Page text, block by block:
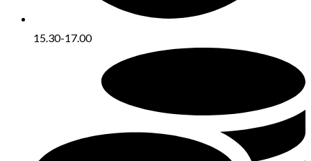
15.30-17.00